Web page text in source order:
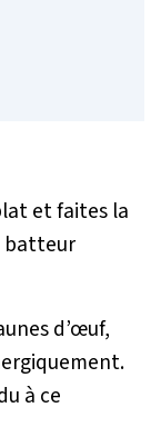
et faites la
batteur
d’œuf,
à ce